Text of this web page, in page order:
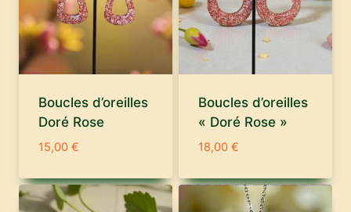
Boucles d’oreilles
Doré Rose
15,00 €
Boucles d’oreilles
« Doré Rose »
18,00 €